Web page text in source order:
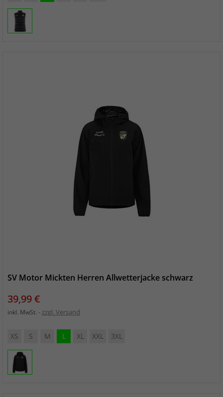
SV Motor Mickten Herren Allwetterjacke schwarz
Preis
39,99 €
inkl. MwSt. zzgl. Versand
XS S M L XL XXL 3XL